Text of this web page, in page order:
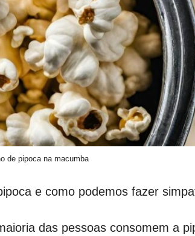
de pipoca na macumba
e como podemos fazer
das pessoas consomem a